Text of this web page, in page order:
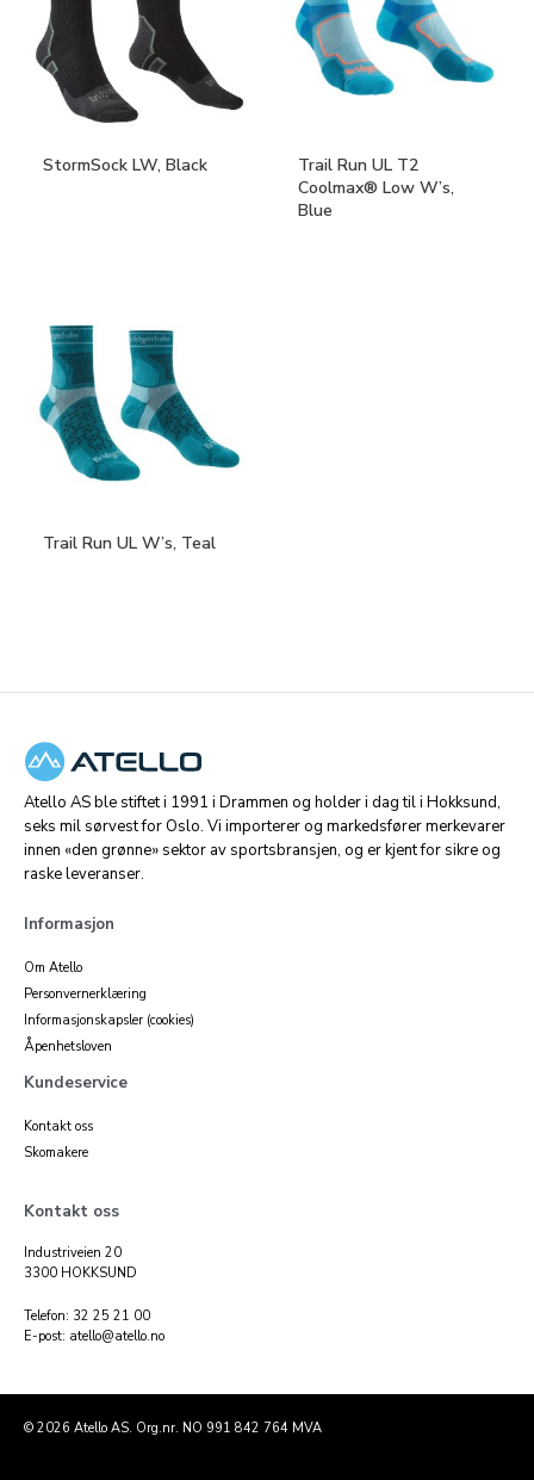
StormSock LW, Black
Trail Run UL T2
Coolmax® Low W’s,
Blue
Trail Run UL W’s, Teal
Atello AS ble stiftet i 1991 i Drammen og holder i dag til i Hokksund,
seks mil sørvest for Oslo. Vi importerer og markedsfører merkevarer
innen «den grønne» sektor av sportsbransjen, og er kjent for sikre og
raske leveranser.
Informasjon
Om Atello
Personvernerklæring
Informasjonskapsler (cookies)
Åpenhetsloven
Kundeservice
Kontakt oss
Skomakere
Kontakt oss
Industriveien 20
3300 HOKKSUND
Telefon: 32 25 21 00
E-post: atello@atello.no
© 2026 Atello AS. Org.nr. NO 991 842 764 MVA